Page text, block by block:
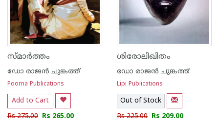
സ്മാര്‍ത്തം
ഡോ രാജ‌ന്‍ ചുങ്കത്ത്
Poorna Publications
Add to Cart
Rs 275.00 Rs 265.00
ശിരോലിഖിതം
ഡോ രാജ‌ന്‍ ചുങ്കത്ത്
Lipi Publications
Out of Stock
Rs 225.00 Rs 209.00